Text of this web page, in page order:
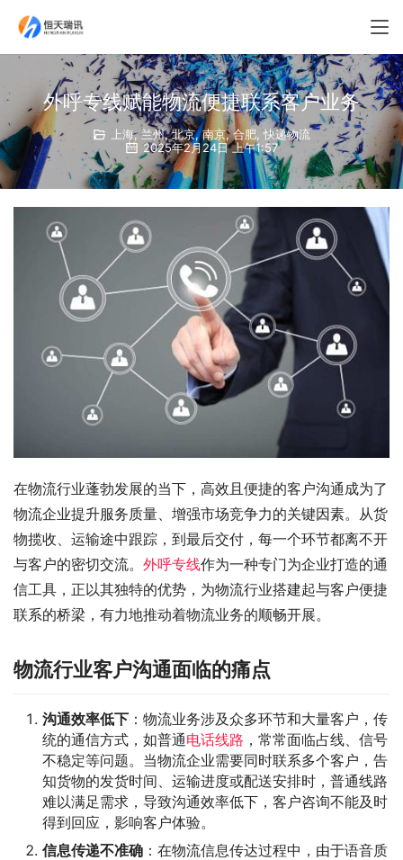
外呼专线赋能物流便捷联系客户业务
上海,兰州,北京,南京,合肥 ,快递物流
2025年2月24日 上午1:57
在物流行业蓬勃发展的当下，高效且便捷的客户沟通成为了
物流企业提升服务质量、增强市场竞争力的关键因素。从货
物揽收、运输途中跟踪，到最后交付，每一个环节都离不开
与客户的密切交流。 外呼专线作为一种专门为企业打造的通
信工具，正以其独特的优势，为物流行业搭建起与客户便捷
联系的桥梁，有力地推动着物流业务的顺畅开展。
物流行业客户沟通面临的痛点
沟通效率低下 ：物流业务涉及众多环节和大量客户，传
统的通信方式，如普通电话线路 ，常常面临占线、信号
不稳定等问题。当物流企业需要同时联系多个客户，告
知货物的发货时间、运输进度或配送安排时，普通线路
难以满足需求，导致沟通效率低下，客户咨询不能及时
得到回应，影响客户体验。
信息传递不准确 ：在物流信息传达过程中，由于语音质